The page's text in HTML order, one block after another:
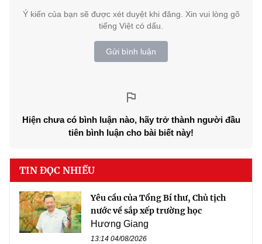
Ý kiến của bạn sẽ được xét duyệt khi đăng. Xin vui lòng gõ
tiếng Việt có dấu.
Gửi bình luận
Hiện chưa có bình luận nào, hãy trở thành người đầu
tiên bình luận cho bài biết này!
TIN ĐỌC NHIỀU
Yêu cầu của Tổng Bí thư, Chủ tịch
nước về sắp xếp trường học
Hương Giang
13:14 04/08/2026